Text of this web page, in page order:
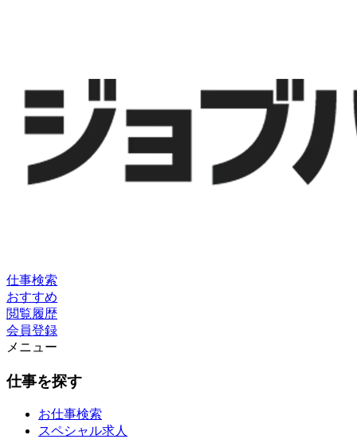
仕事検索
おすすめ
閲覧履歴
会員登録
メニュー
仕事を探す
お仕事検索
スペシャル求人